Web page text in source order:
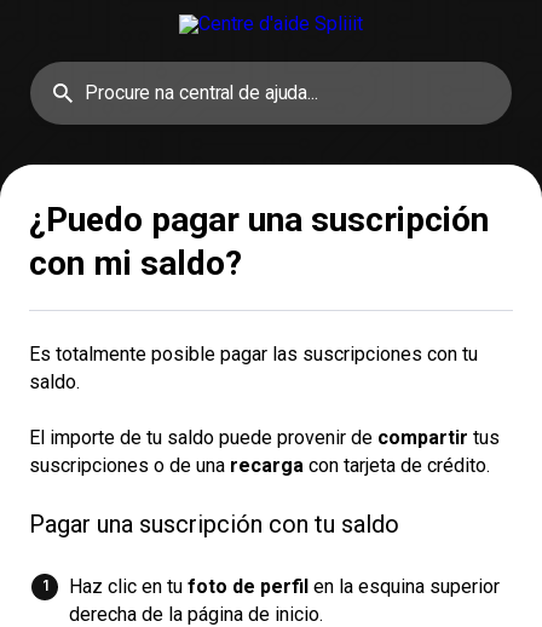
¿Puedo pagar una suscripción
con mi saldo?
Es totalmente posible pagar las suscripciones con tu
saldo.
El importe de tu saldo puede provenir de compartir tus
suscripciones o de una recarga con tarjeta de crédito.
Pagar una suscripción con tu saldo
Haz clic en tu foto de perfil en la esquina superior
derecha de la página de inicio.